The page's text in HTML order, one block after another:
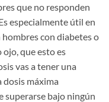
que no responden
especialmente útil en
con diabetes o
que esto es
vas a tener una
dosis máxima
superarse bajo ningún